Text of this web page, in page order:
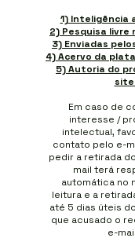
1) Inteligência
2) Pesquisa livre
3) Enviadas
4) Acervo da
5) Autoria do
Em caso de
interesse /
intelectual,
contato pelo e-
pedir a retirada
mail terá
automática no
leitura e a
até 5 dias úteis
que acusado o
e-